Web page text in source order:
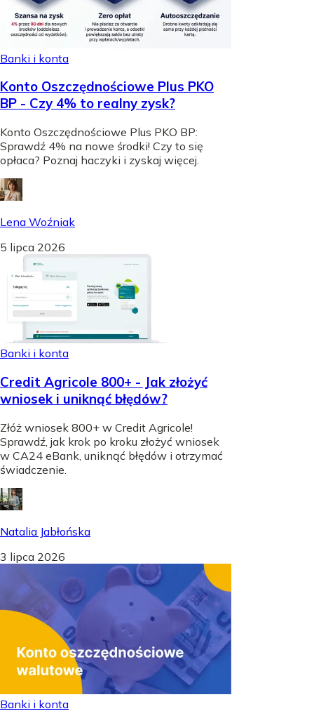
Banki i konta
Konto Oszczędnościowe Plus PKO
BP - Czy 4% to realny zysk?
Konto Oszczędnościowe Plus PKO BP:
Sprawdź 4% na nowe środki! Czy to się
opłaca? Poznaj haczyki i zyskaj więcej.
Lena Woźniak
5 lipca 2026
Banki i konta
Credit Agricole 800+ - Jak złożyć
wniosek i uniknąć błędów?
Złóż wniosek 800+ w Credit Agricole!
Sprawdź, jak krok po kroku złożyć wniosek
w CA24 eBank, uniknąć błędów i otrzymać
świadczenie.
Natalia Jabłońska
3 lipca 2026
Banki i konta